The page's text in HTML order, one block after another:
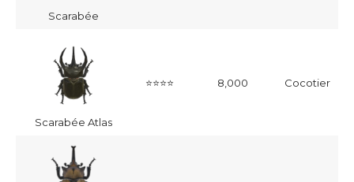
Scarabée
Scarabée Atlas
⭐⭐⭐⭐ 8,000 Cocotier